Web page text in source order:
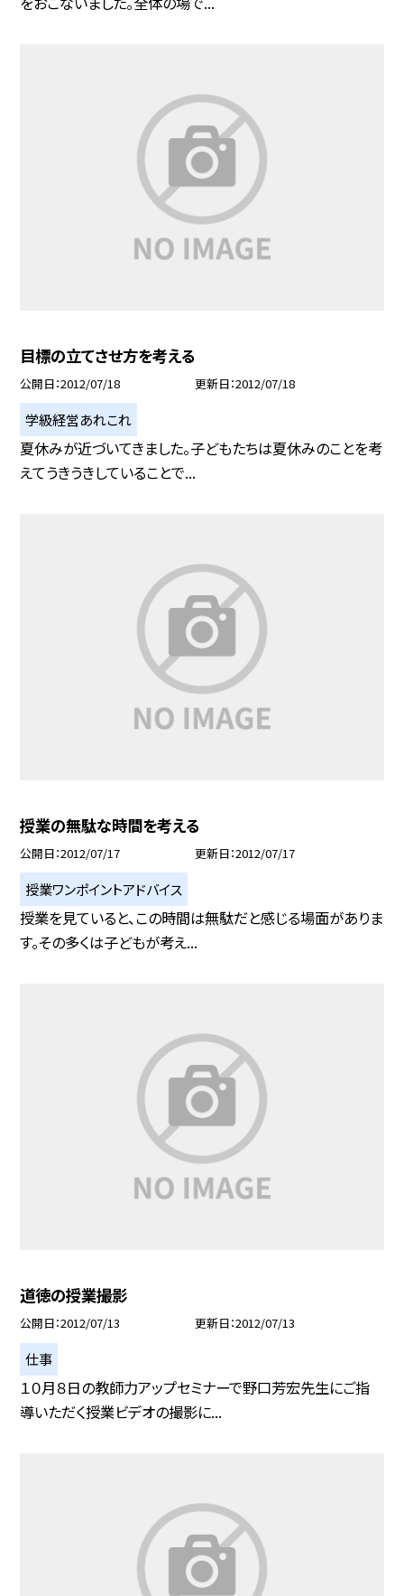
目標の立てさせ方を考える
公開日 2012/07/18 更新日 2012/07/18
学級経営あれこれ
夏休みが近づいてきました。子どもたちは夏休みのことを考
えてうきうきしていることで...
授業の無駄な時間を考える
公開日 2012/07/17 更新日 2012/07/17
授業ワンポイントアドバイス
授業を見ていると、この時間は無駄だと感じる場面がありま
す。その多くは子どもが考え...
道徳の授業撮影
公開日 2012/07/13 更新日 2012/07/13
仕事
１０月８日の教師力アップセミナーで野口芳宏先生にご指
導いただく授業ビデオの撮影に...